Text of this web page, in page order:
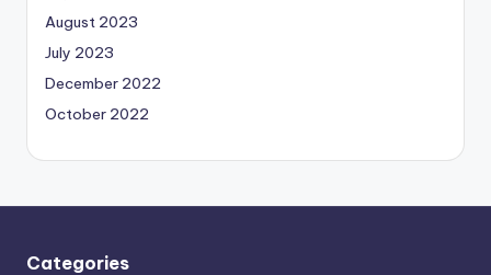
August 2023
July 2023
December 2022
October 2022
Categories